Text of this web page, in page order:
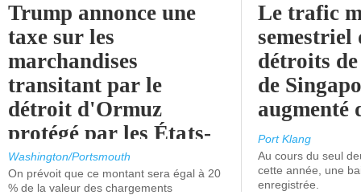
Trump annonce une
taxe sur les
marchandises
transitant par le
détroit d'Ormuz
protégé par les États-
Unis.
Washington/Portsmouth
On prévoit que ce montant sera égal à 20
% de la valeur des chargements
Le trafic
semestriel
détroits
de
augmenté
Port Klang
Au cours du seul
cette année, une
enregistrée.